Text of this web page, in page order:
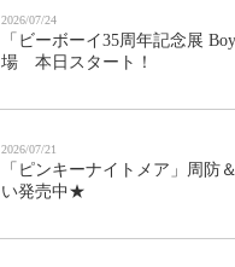
2026/07/24
「ビーボーイ35周年記念展
場 本日スタート！
2026/07/21
「ピンキーナイトメア」周防
い発売中★